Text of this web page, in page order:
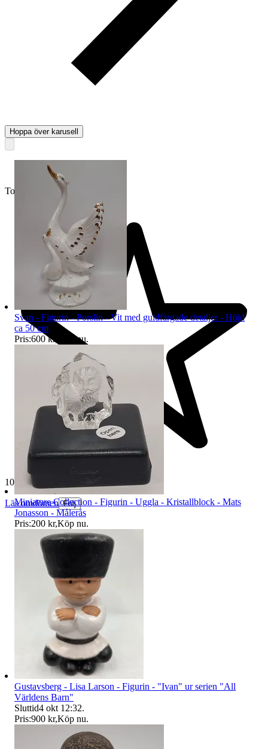
Toppsäljare
10 602 omdömen
Läs omdömen Följ
Hoppa över karusell
Svan - Figurin - Porslin - Vit med guldfärgade detaljer - Höjd
ca 50 cm
Pris:600 kr Köp nu.
Miniature Collection - Figurin - Uggla - Kristallblock - Mats
Jonasson - Målerås
Pris:200 kr,Köp nu.
Gustavsberg - Lisa Larson - Figurin - "Ivan" ur serien "All
Världens Barn"
Sluttid4 okt 12:32.
Pris:900 kr,Köp nu.